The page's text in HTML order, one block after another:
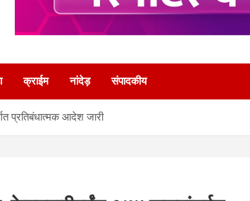
क्राईम नांदेड़ संपादकीय
प्रतिबंधात्मक आदेश जारी